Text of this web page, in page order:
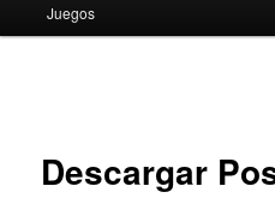
to
Juegos
Descargar